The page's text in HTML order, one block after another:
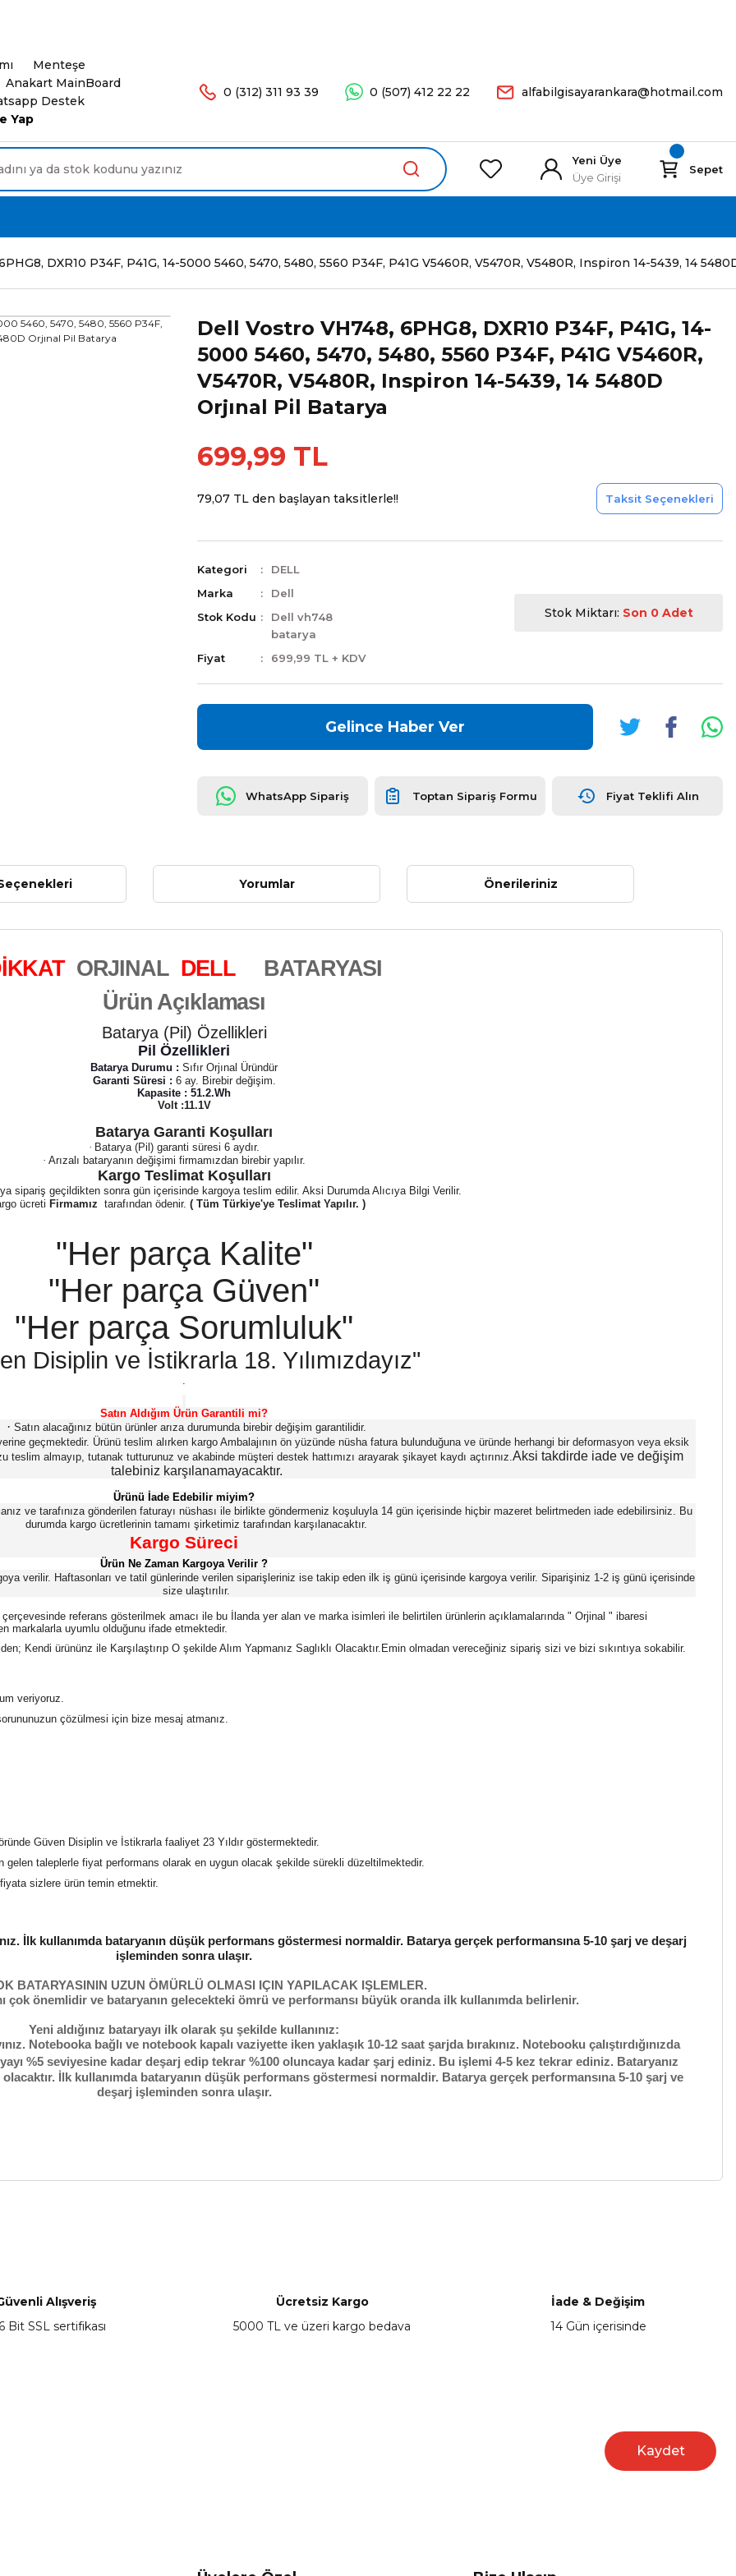
Menteşe
Anakart MainBoard
Destek
Yap
0 (312) 311 93 39 0 (507) 412 22 22 alfabilgisayarankara@hotmail.com
Yeni Üye
Üye Girişi
Sepet
DXR10 P34F, P41G, 14-5000 5460, 5470, 5480, 5560 P34F, P41G V5460R, V5470R, V5480R, Inspiron 14-5439, 14
Dell Vostro VH748, 6PHG8, DXR10 P34F, P41G, 14-
5000 5460, 5470, 5480, 5560 P34F, P41G V5460R,
V5470R, V5480R, Inspiron 14-5439, 14 5480D
Orjınal Pil Batarya
699,99 TL
79,07 TL den başlayan taksitlerle!! Taksit Seçenekleri
Kategori
DELL
Marka
Dell
Stok Kodu
Dell vh748
batarya
Fiyat
699,99 TL + KDV
Stok Miktarı: Son 0 Adet
Gelince Haber Ver
WhatsApp Sipariş Toptan Sipariş Formu Fiyat Teklifi Alın
Yorumlar Önerileriniz
ORJINAL DELL
BATARYASI
Ürün Açıklaması
Batarya (Pil) Özellikleri
Pil Özellikleri
Batarya Durumu : Sıfır Orjınal Üründür
Garanti Süresi : 6 ay. Birebir değişim.
Kapasite : 51.2.Wh
Volt :11.1V
Batarya Garanti Koşulları
· Batarya (Pil) garanti süresi 6 aydır.
· Arızalı bataryanın değişimi firmamızdan birebir yapılır.
Kargo Teslimat Koşulları
sipariş geçildikten sonra gün içerisinde kargoya teslim edilir. Aksi Durumda Alıcıya Bilgi Verilir.
ücreti Firmamız tarafından ödenir. ( Tüm Türkiye'ye Teslimat Yapılır. )
"Her parça Kalite"
"Her parça Güven"
"Her parça Sorumluluk"
Disiplin ve İstikrarla 18. Yılımızdayız"
.
Satın Aldığım Ürün Garantili mi?
· Satın alacağınız bütün ürünler arıza durumunda birebir değişim garantilidir.
geçmektedir. Ürünü teslim alırken kargo Ambalajının ön yüzünde nüsha fatura bulunduğuna ve üründe herhangi bir deformasyon veya eksik
almayıp, tutanak tutturunuz ve akabinde müşteri destek hattımızı arayarak şikayet kaydı açtırınız.Aksi takdirde iade ve değişim
talebiniz karşılanamayacaktır.
Ürünü İade Edebilir miyim?
ve tarafınıza gönderilen faturayı nüshası ile birlikte göndermeniz koşuluyla 14 gün içerisinde hiçbir mazeret belirtmeden iade edebilirsiniz. Bu
durumda kargo ücretlerinin tamamı şirketimiz tarafından karşılanacaktır.
Kargo Süreci
Ürün Ne Zaman Kargoya Verilir ?
verilir. Haftasonları ve tatil günlerinde verilen siparişleriniz ise takip eden ilk iş günü içerisinde kargoya verilir. Siparişiniz 1-2 iş günü içerisinde
size ulaştırılır.
referans gösterilmek amacı ile bu İlanda yer alan ve marka isimleri ile belirtilen ürünlerin açıklamalarında " Orjinal " ibaresi
markalarla uyumlu olduğunu ifade etmektedir.
Kendi ürününz ile Karşılaştırıp O şekilde Alım Yapmanız Saglıklı Olacaktır.Emin olmadan vereceğiniz sipariş sizi ve bizi sıkıntıya sokabilir.
veriyoruz.
çözülmesi için bize mesaj atmanız.
Güven Disiplin ve İstikrarla faaliyet 23 Yıldır göstermektedir.
gelen taleplerle fiyat performans olarak en uygun olacak şekilde sürekli düzeltilmektedir.
sizlere ürün temin etmektir.
İlk kullanımda bataryanın düşük performans göstermesi normaldir. Batarya gerçek performansına 5-10 şarj ve deşarj
işleminden sonra ulaşır.
BATARYASININ UZUN ÖMÜRLÜ OLMASI IÇIN YAPILACAK IŞLEMLER.
çok önemlidir ve bataryanın gelecekteki ömrü ve performansı büyük oranda ilk kullanımda belirlenir.
Yeni aldığınız bataryayı ilk olarak şu şekilde kullanınız:
Notebooka bağlı ve notebook kapalı vaziyette iken yaklaşık 10-12 saat şarjda bırakınız. Notebooku çalıştırdığınızda
%5 seviyesine kadar deşarj edip tekrar %100 oluncaya kadar şarj ediniz. Bu işlemi 4-5 kez tekrar ediniz. Bataryanız
İlk kullanımda bataryanın düşük performans göstermesi normaldir. Batarya gerçek performansına 5-10 şarj ve
deşarj işleminden sonra ulaşır.
Alışveriş
Bit SSL sertifikası
Ücretsiz Kargo
5000 TL ve üzeri kargo bedava
İade & Değişim
14 Gün içerisinde
Kaydet